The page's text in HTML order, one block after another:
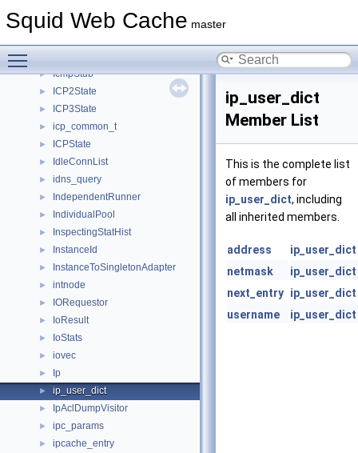
Squid Web Cache master
icmpEchoData
► IcmpStub
► ICP2State
► ICP3State
► icp_common_t
► ICPState
► IdleConnList
► idns_query
► IndependentRunner
► IndividualPool
► InspectingStatHist
► InstanceId
► InstanceToSingletonAdapter
► intnode
► IORequestor
► IoResult
► IoStats
► iovec
► Ip
► ip_user_dict
► IpAclDumpVisitor
► ipc_params
► ipcache_entry
ip_user_dict
Member List
This is the complete list
of members for
ip_user_dict, including
all inherited members.
address
ip_user_dict
netmask
ip_user_dict
next_entry ip_user_dict
username
ip_user_dict